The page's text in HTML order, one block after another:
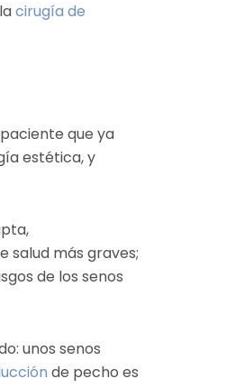
cirugía de
que ya
estética, y
salud más graves;
de los senos
unos senos
de pecho es